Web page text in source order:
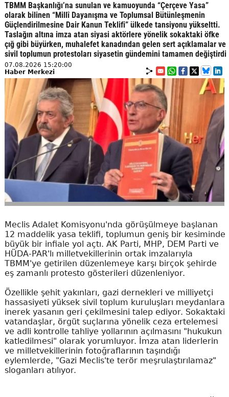
TBMM Başkanlığı’na sunulan ve kamuoyunda “Çerçeve Yasa”
olarak bilinen “Millî Dayanışma ve Toplumsal Bütünleşmenin
Güçlendirilmesine Dair Kanun Teklifi” ülkede tansiyonu yükseltti.
Taslağın altına imza atan siyasi aktörlere yönelik sokaktaki öfke
çığ gibi büyürken, muhalefet kanadından gelen sert açıklamalar ve
sivil toplumun protestoları siyasetin gündemini tamamen değiştirdi
07.08.2026 15:20:00
Haber Merkezi
Meclis Adalet Komisyonu'nda görüşülmeye başlanan
12 maddelik yasa teklifi, toplumun geniş bir kesiminde
büyük bir infiale yol açtı. AK Parti, MHP, DEM Parti ve
HÜDA-PAR'lı milletvekillerinin ortak imzalarıyla
TBMM'ye getirilen düzenlemeye karşı birçok şehirde
eş zamanlı protesto gösterileri düzenleniyor.
Özellikle şehit yakınları, gazi dernekleri ve milliyetçi
hassasiyeti yüksek sivil toplum kuruluşları meydanlara
inerek yasanın geri çekilmesini talep ediyor. Sokaktaki
vatandaşlar, örgüt suçlarına yönelik ceza ertelemesi
ve adli kontrolle tahliye yollarının açılmasını "hukukun
katledilmesi" olarak yorumluyor. İmza atan liderlerin
ve milletvekillerinin fotoğraflarının taşındığı
eylemlerde, "Gazi Meclis'te terör meşrulaştırılamaz"
sloganları atılıyor.